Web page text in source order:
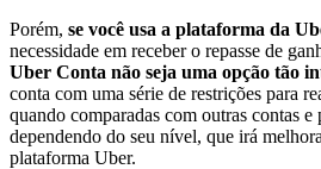
Porém, se você usa a plataforma da
necessidade em receber o repasse de
Uber Conta não seja uma opção tão
conta com uma série de restrições para
quando comparadas com outras contas e
dependendo do seu nível, que irá
plataforma Uber.